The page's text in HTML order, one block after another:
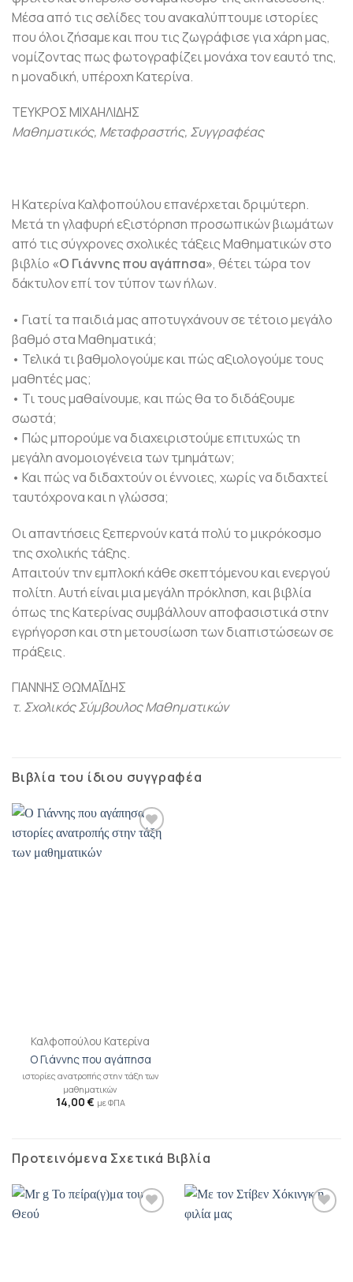
Μέσα από τις σελίδες του ανακαλύπτουμε ιστορίες
που όλοι ζήσαμε και που τις ζωγράφισε για χάρη μας,
νομίζοντας πως φωτογραφίζει μονάχα τον εαυτό της,
η μοναδική, υπέροχη Κατερίνα.
ΤΕΥΚΡΟΣ ΜΙΧΑΗΛΙΔΗΣ
Μαθηματικός, Μεταφραστής, Συγγραφέας
Η Κατερίνα Καλφοπούλου επανέρχεται δριμύτερη.
Μετά τη γλαφυρή εξιστόρηση προσωπικών βιωμάτων
από τις σύγχρονες σχολικές τάξεις Μαθηματικών στο
βιβλίο «Ο Γιάννης που αγάπησα», θέτει τώρα τον
δάκτυλον επί τον τύπον των ήλων.
• Γιατί τα παιδιά μας αποτυγχάνουν σε τέτοιο μεγάλο
βαθμό στα Μαθηματικά;
• Τελικά τι βαθμολογούμε και πώς αξιολογούμε τους
μαθητές μας;
• Τι τους μαθαίνουμε, και πώς θα το διδάξουμε
σωστά;
• Πώς μπορούμε να διαχειριστούμε επιτυχώς τη
μεγάλη ανομοιογένεια των τμημάτων;
• Και πώς να διδαχτούν οι έννοιες, χωρίς να διδαχτεί
ταυτόχρονα και η γλώσσα;
Οι απαντήσεις ξεπερνούν κατά πολύ το μικρόκοσμο
της σχολικής τάξης.
Απαιτούν την εμπλοκή κάθε σκεπτόμενου και ενεργού
πολίτη. Αυτή είναι μια μεγάλη πρόκληση, και βιβλία
όπως της Κατερίνας συμβάλλουν αποφασιστικά στην
εγρήγορση και στη μετουσίωση των διαπιστώσεων σε
πράξεις.
ΓΙΑΝΝΗΣ ΘΩΜΑῘΔΗΣ
τ. Σχολικός Σύμβουλος Μαθηματικών
Βιβλία του ίδιου συγγραφέα
Προσθήκη
Καλφοπούλου Κατερίνα
Ο Γιάννης που αγάπησα
ιστορίες ανατροπής στην τάξη των
μαθηματικών
14,00 € με ΦΠΑ
Προτεινόμενα Σχετικά Βιβλία